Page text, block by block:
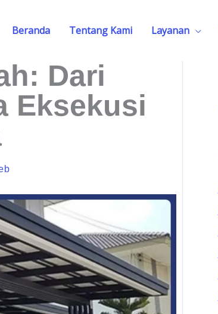
Beranda Tentang Kami Layanan
Dari
Eksekusi